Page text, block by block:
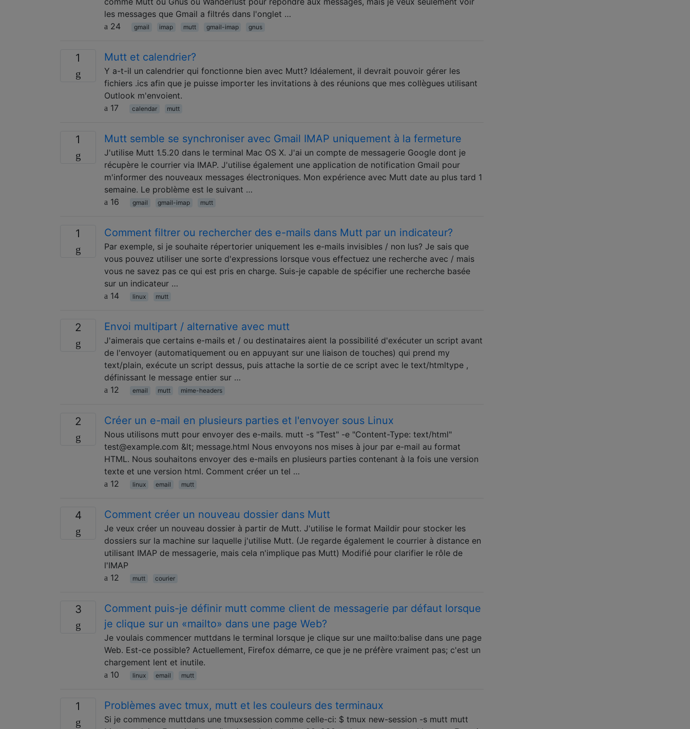
les messages que Gmail a filtrés dans l'onglet …
24
gmail imap mutt gmail-imap gnus
1 Mutt et calendrier?
Y a-t-il un calendrier qui fonctionne bien avec Mutt? Idéalement, il devrait pouvoir gérer les
fichiers .ics afin que je puisse importer les invitations à des réunions que mes collègues utilisant
Outlook m'envoient.
17
calendar mutt
1 Mutt semble se synchroniser avec Gmail IMAP uniquement à la fermeture
J'utilise Mutt 1.5.20 dans le terminal Mac OS X. J'ai un compte de messagerie Google dont je
récupère le courrier via IMAP. J'utilise également une application de notification Gmail pour
m'informer des nouveaux messages électroniques. Mon expérience avec Mutt date au plus tard 1
semaine. Le problème est le suivant …
16
gmail gmail-imap mutt
1 Comment filtrer ou rechercher des e-mails dans Mutt par un indicateur?
Par exemple, si je souhaite répertorier uniquement les e-mails invisibles / non lus? Je sais que
vous pouvez utiliser une sorte d'expressions lorsque vous effectuez une recherche avec / mais
vous ne savez pas ce qui est pris en charge. Suis-je capable de spécifier une recherche basée
sur un indicateur …
14
linux mutt
2 Envoi multipart / alternative avec mutt
J'aimerais que certains e-mails et / ou destinataires aient la possibilité d'exécuter un script avant
de l'envoyer (automatiquement ou en appuyant sur une liaison de touches) qui prend my
text/plain, exécute un script dessus, puis attache la sortie de ce script avec le text/htmltype ,
définissant le message entier sur …
12
email mutt mime-headers
2 Créer un e-mail en plusieurs parties et l'envoyer sous Linux
Nous utilisons mutt pour envoyer des e-mails. mutt -s "Test" -e "Content-Type: text/html"
test@example.com &lt; message.html Nous envoyons nos mises à jour par e-mail au format
HTML. Nous souhaitons envoyer des e-mails en plusieurs parties contenant à la fois une version
texte et une version html. Comment créer un tel …
12
linux email mutt
4 Comment créer un nouveau dossier dans Mutt
Je veux créer un nouveau dossier à partir de Mutt. J'utilise le format Maildir pour stocker les
dossiers sur la machine sur laquelle j'utilise Mutt. (Je regarde également le courrier à distance en
utilisant IMAP de messagerie, mais cela n'implique pas Mutt) Modifié pour clarifier le rôle de
l'IMAP
12
mutt courier
3
Comment puis-je définir mutt comme client de messagerie par défaut lorsque
je clique sur un «mailto» dans une page Web?
Je voulais commencer muttdans le terminal lorsque je clique sur une mailto:balise dans une page
Web. Est-ce possible? Actuellement, Firefox démarre, ce que je ne préfère vraiment pas; c'est un
chargement lent et inutile.
10
linux email mutt
1 Problèmes avec tmux, mutt et les couleurs des terminaux
Si je commence muttdans une tmuxsession comme celle-ci: $ tmux new-session -s mutt mutt